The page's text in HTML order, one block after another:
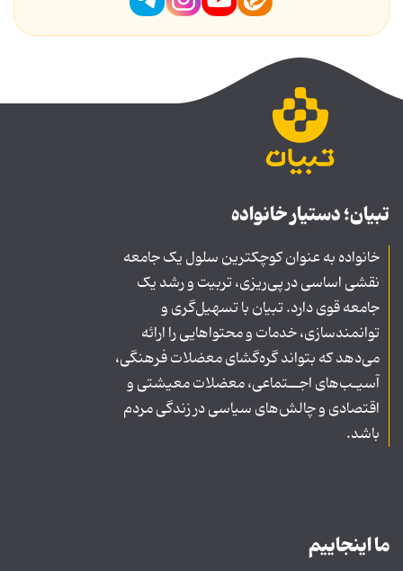
تبیان؛ دستیار خانواده
خانواده به عنوان کوچکترین سلول یک جامعه
نقشی اساسی در پی‌ریزی، تربیت و رشد یک
جامعه قوی دارد. تبیان با تسهیل‌گری و
توانمندسازی، خدمات و محتواهایی را ارائه
می‌دهد که بتواند گره‌گشای معضلات فرهنگی،
آسیـب‌های اجــتماعی، معضلات معیشتی و
اقتصادی و چالش‌های سیاسی در زندگی مردم
باشد.
ما اینجاییم